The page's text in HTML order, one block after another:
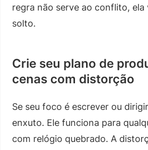
regra não serve ao conflito, ela
solto.
Crie seu plano de
cenas com distorção
Se seu foco é escrever ou
enxuto. Ele funciona para
com relógio quebrado. A